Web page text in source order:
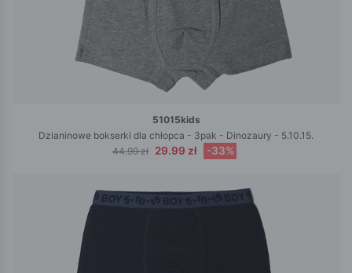
51015kids
Dzianinowe bokserki dla chłopca - 3pak - Dinozaury - 5.10.15.
44.99 zł 29.99 zł -33%